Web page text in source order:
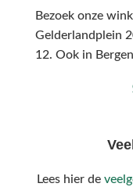
Bezoek onze
Gelderlandplein
12. Ook in
Lees hier de